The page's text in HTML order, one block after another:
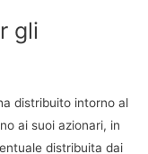
gli
distribuito intorno al
ai suoi azionari, in
distribuita dai